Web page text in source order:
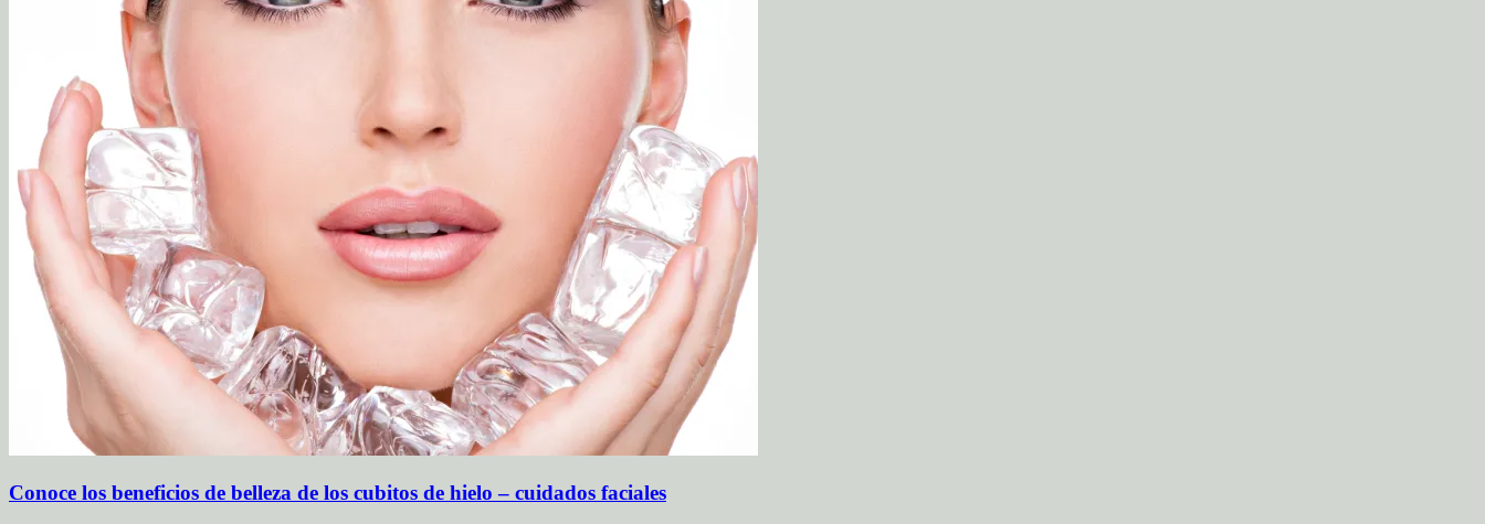
Conoce los beneficios de belleza de los cubitos de hielo – cuidados faciales